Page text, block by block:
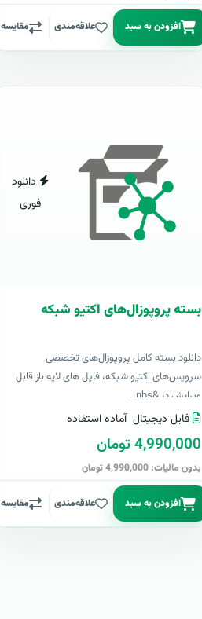
افزودن به سبد علاقه‌مندی مقایسه
دانلود
فوری
بسته پروپوزال‌های اکتیو شبکه
دانلود بسته کامل پروپوزال‌های تخصصی
سرویس‌های اکتیو شبکه، فایل های لایه باز قابل
ویرایش در &nbs..
فایل دیجیتال آماده استفاده
4,990,000 تومان
بدون مالیات: 4,990,000 تومان
افزودن به سبد علاقه‌مندی مقایسه